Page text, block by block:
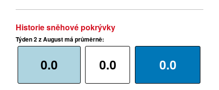
Historie sněhové pokrývky
Týden 2 z August má průměrně:
0.0 0.0 0.0